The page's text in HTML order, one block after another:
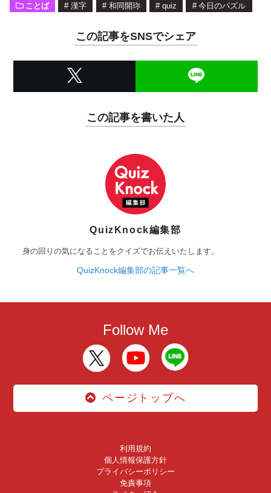
ことば # 漢字 # 和同開珎 # quiz # 今日のパズル
この記事をSNSでシェア
この記事を書いた人
QuizKnock編集部
身の回りの気になることをクイズでお伝えいたします。
QuizKnock編集部の記事一覧へ
Follow Me
ページトップへ
利用規約
個人情報保護方針
プライバシーポリシー
免責事項